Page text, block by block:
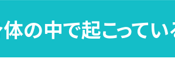
の中で起こってい